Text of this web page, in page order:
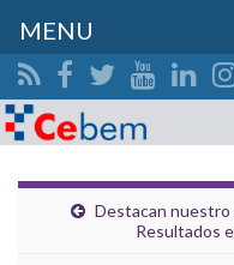
Search for:
Destacan nuestro
Resultados
MENU